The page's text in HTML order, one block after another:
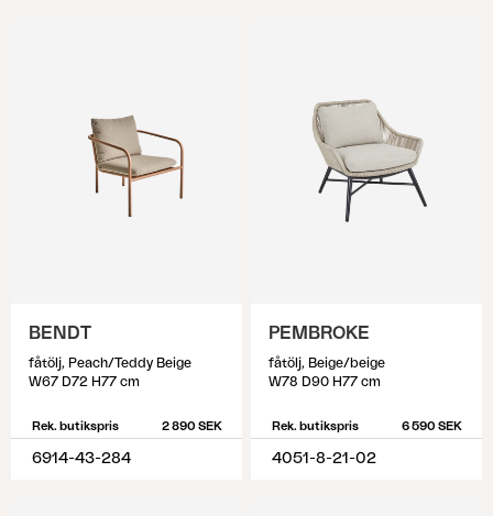
BENDT
fåtölj, Peach/Teddy Beige
W67 D72 H77 cm
Rek. butikspris 2 890 SEK
6914-43-284
PEMBROKE
fåtölj, Beige/beige
W78 D90 H77 cm
Rek. butikspris 6 590 SEK
4051-8-21-02